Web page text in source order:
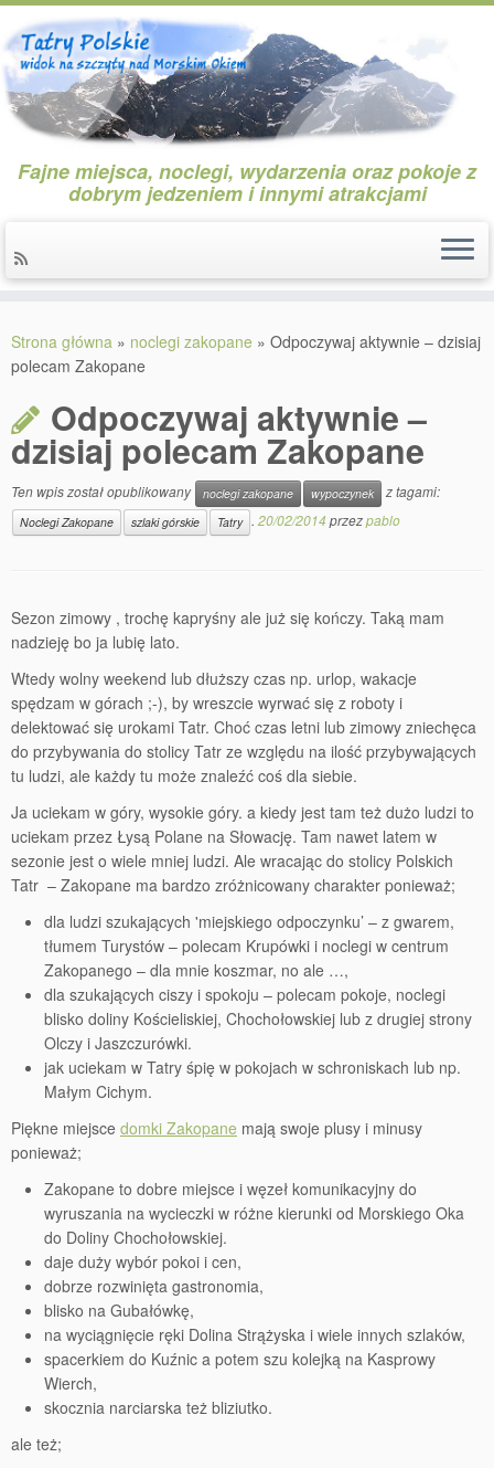
do
treści
Fajne miejsca, noclegi, wydarzenia oraz pokoje z
dobrym jedzeniem i innymi atrakcjami
Strona główna » noclegi zakopane » Odpoczywaj aktywnie – dzisiaj
polecam Zakopane
Odpoczywaj aktywnie –
dzisiaj polecam Zakopane
Ten wpis został opublikowany noclegi zakopane wypoczynek z tagami:
Noclegi Zakopane szlaki górskie Tatry . 20/02/2014 przezpablo
Sezon zimowy , trochę kapryśny ale już się kończy. Taką mam
nadzieję bo ja lubię lato.
Wtedy wolny weekend lub dłuższy czas np. urlop, wakacje
spędzam w górach ;-), by wreszcie wyrwać się z roboty i
delektować się urokami Tatr. Choć czas letni lub zimowy zniechęca
do przybywania do stolicy Tatr ze względu na ilość przybywających
tu ludzi, ale każdy tu może znaleźć coś dla siebie.
Ja uciekam w góry, wysokie góry. a kiedy jest tam też dużo ludzi to
uciekam przez Łysą Polane na Słowację. Tam nawet latem w
sezonie jest o wiele mniej ludzi. Ale wracając do stolicy Polskich
Tatr – Zakopane ma bardzo zróżnicowany charakter ponieważ;
dla ludzi szukających 'miejskiego odpoczynku’ – z gwarem,
tłumem Turystów – polecam Krupówki i noclegi w centrum
Zakopanego – dla mnie koszmar, no ale …,
dla szukających ciszy i spokoju – polecam pokoje, noclegi
blisko doliny Kościeliskiej, Chochołowskiej lub z drugiej strony
Olczy i Jaszczurówki.
jak uciekam w Tatry śpię w pokojach w schroniskach lub np.
Małym Cichym.
Piękne miejsce domki Zakopane mają swoje plusy i minusy
ponieważ;
Zakopane to dobre miejsce i węzeł komunikacyjny do
wyruszania na wycieczki w różne kierunki od Morskiego Oka
do Doliny Chochołowskiej.
daje duży wybór pokoi i cen,
dobrze rozwinięta gastronomia,
blisko na Gubałówkę,
na wyciągnięcie ręki Dolina Strążyska i wiele innych szlaków,
spacerkiem do Kuźnic a potem szu kolejką na Kasprowy
Wierch,
skocznia narciarska też bliziutko.
ale też;